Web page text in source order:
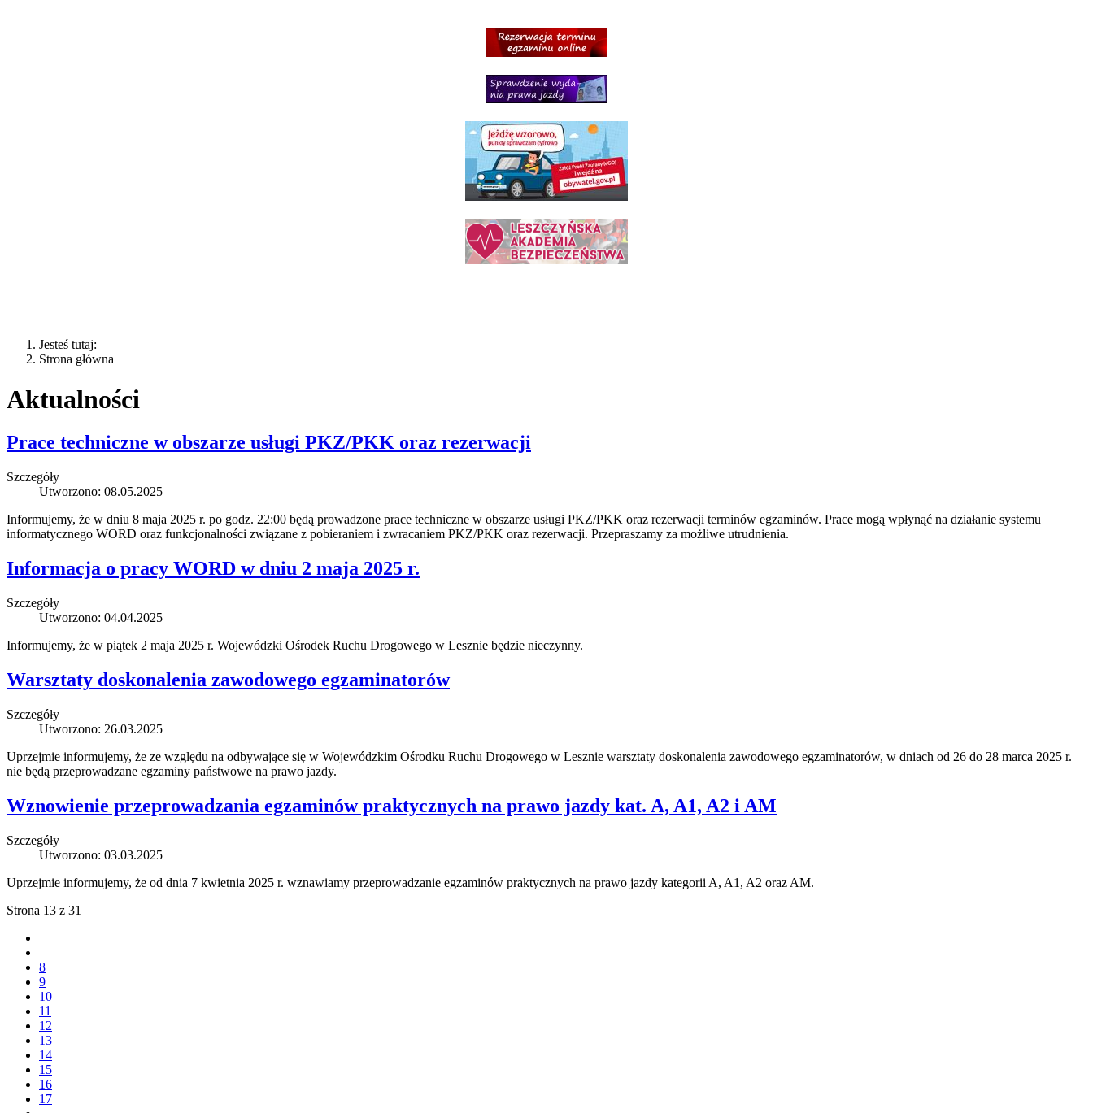
Jesteś tutaj:
Strona główna
Aktualności
Prace techniczne w obszarze usługi PKZ/PKK oraz rezerwacji
Szczegóły
Utworzono: 08.05.2025
Informujemy, że w dniu 8 maja 2025 r. po godz. 22:00 będą prowadzone prace techniczne w obszarze usługi PKZ/PKK oraz rezerwacji terminów egzaminów. Prace mogą wpłynąć na działanie systemu
informatycznego WORD oraz funkcjonalności związane z pobieraniem i zwracaniem PKZ/PKK oraz rezerwacji. Przepraszamy za możliwe utrudnienia.
Informacja o pracy WORD w dniu 2 maja 2025 r.
Szczegóły
Utworzono: 04.04.2025
Informujemy, że w piątek 2 maja 2025 r. Wojewódzki Ośrodek Ruchu Drogowego w Lesznie będzie nieczynny.
Warsztaty doskonalenia zawodowego egzaminatorów
Szczegóły
Utworzono: 26.03.2025
Uprzejmie informujemy, że ze względu na odbywające się w Wojewódzkim Ośrodku Ruchu Drogowego w Lesznie warsztaty doskonalenia zawodowego egzaminatorów, w dniach od 26 do 28 marca 2025 r.
nie będą przeprowadzane egzaminy państwowe na prawo jazdy.
Wznowienie przeprowadzania egzaminów praktycznych na prawo jazdy kat. A, A1, A2 i AM
Szczegóły
Utworzono: 03.03.2025
Uprzejmie informujemy, że od dnia 7 kwietnia 2025 r. wznawiamy przeprowadzanie egzaminów praktycznych na prawo jazdy kategorii A, A1, A2 oraz AM.
Strona 13 z 31
8
9
10
11
12
13
14
15
16
17